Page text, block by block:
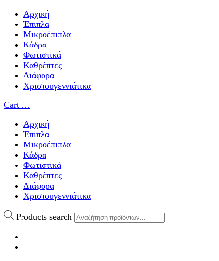
Αρχική
Έπιπλα
Μικροέπιπλα
Κάδρα
Φωτιστικά
Καθρέπτες
Διάφορα
Χριστουγεννιάτικα
Cart …
Αρχική
Έπιπλα
Μικροέπιπλα
Κάδρα
Φωτιστικά
Καθρέπτες
Διάφορα
Χριστουγεννιάτικα
Products search